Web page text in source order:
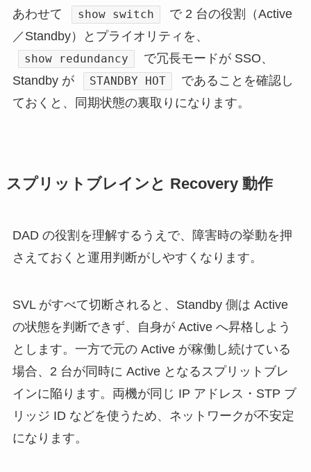
あわせて show switch
で 2 台の役割（Active
／Standby）とプライオリティを、
show redundancy
で冗長モードが SSO、
Standby が
STANDBY HOT
であることを確認し
ておくと、同期状態の裏取りになります。
スプリットブレインと Recovery 動作
DAD の役割を理解するうえで、障害時の挙動を押
さえておくと運用判断がしやすくなります。
SVL がすべて切断されると、Standby 側は Active
の状態を判断できず、自身が Active へ昇格しよう
とします。一方で元の Active が稼働し続けている
場合、2 台が同時に Active となるスプリットブレ
インに陥ります。両機が同じ IP アドレス・STP ブ
リッジ ID などを使うため、ネットワークが不安定
になります。